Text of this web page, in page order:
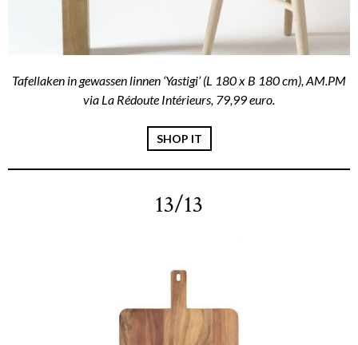
Tafellaken in gewassen linnen ‘Yastigi’ (L 180 x B 180 cm),AM.PM
via La Rédoute Intérieurs, 79,99 euro.
SHOP IT
13/13